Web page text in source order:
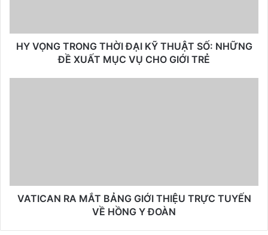
HY VỌNG TRONG THỜI ĐẠI KỸ THUẬT SỐ: NHỮNG
ĐỀ XUẤT MỤC VỤ CHO GIỚI TRẺ
VATICAN RA MẮT BẢNG GIỚI THIỆU TRỰC TUYẾN
VỀ HỒNG Y ĐOÀN